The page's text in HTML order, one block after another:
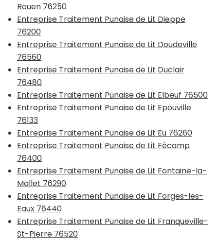
Rouen 76250
Entreprise Traitement Punaise de Lit Dieppe
76200
Entreprise Traitement Punaise de Lit Doudeville
76560
Entreprise Traitement Punaise de Lit Duclair
76480
Entreprise Traitement Punaise de Lit Elbeuf 76500
Entreprise Traitement Punaise de Lit Epouville
76133
Entreprise Traitement Punaise de Lit Eu 76260
Entreprise Traitement Punaise de Lit Fécamp
76400
Entreprise Traitement Punaise de Lit Fontaine-la-
Mallet 76290
Entreprise Traitement Punaise de Lit Forges-les-
Eaux 76440
Entreprise Traitement Punaise de Lit Franqueville-
St-Pierre 76520